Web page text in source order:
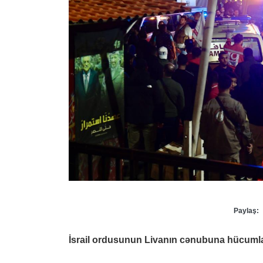
Paylaş:
İsrail ordusunun Livanın cənubuna